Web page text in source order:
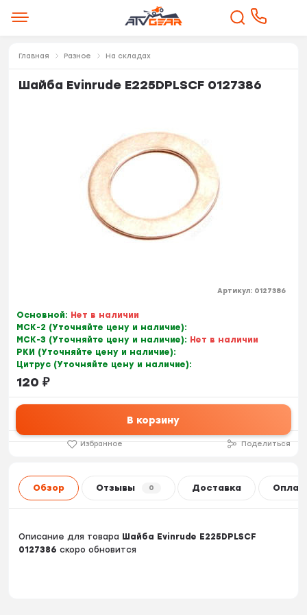
Главная Разное На складах
Шайба Evinrude E225DPLSCF 0127386
Артикул: 0127386
Основной: Нет в наличии
МСК-2 (Уточняйте цену и наличие):
МСК-3 (Уточняйте цену и наличие): Нет в наличии
РКИ (Уточняйте цену и наличие):
Цитрус (Уточняйте цену и наличие):
120 ₽
В корзину
Избранное Поделиться
Обзор Отзывы 0 Доставка
Описание для товара Шайба Evinrude E225DPLSCF
0127386 скоро обновится